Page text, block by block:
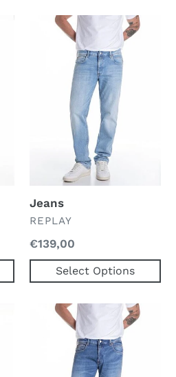
Jeans
Jeans
VERKOPER
REPLAY
Normale
prijs
€139,00
Select Options
Jeans